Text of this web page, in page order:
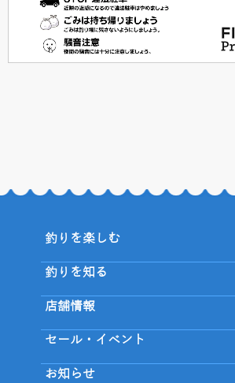
釣りを楽しむ
釣りを知る
店舗情報
セール・イベント
お知らせ